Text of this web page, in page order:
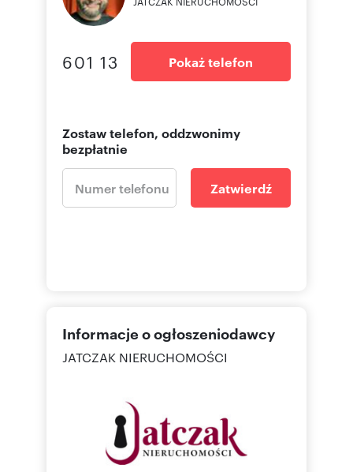
601 13 Pokaż telefon
Zostaw telefon, oddzwonimy
bezpłatnie
Zatwierdź
Informacje o ogłoszeniodawcy
JATCZAK NIERUCHOMOŚCI